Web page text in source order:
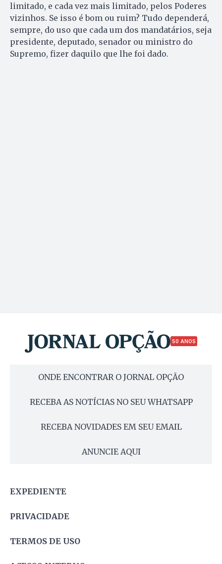
limitado, e cada vez mais limitado, pelos Poderes
vizinhos. Se isso é bom ou ruim? Tudo dependerá,
sempre, do uso que cada um dos mandatários, seja
presidente, deputado, senador ou ministro do
Supremo, fizer daquilo que lhe foi dado.
50 ANOS
ONDE ENCONTRAR O JORNAL OPÇÃO
RECEBA AS NOTÍCIAS NO SEU WHATSAPP
RECEBA NOVIDADES EM SEU EMAIL
ANUNCIE AQUI
EXPEDIENTE
PRIVACIDADE
TERMOS DE USO